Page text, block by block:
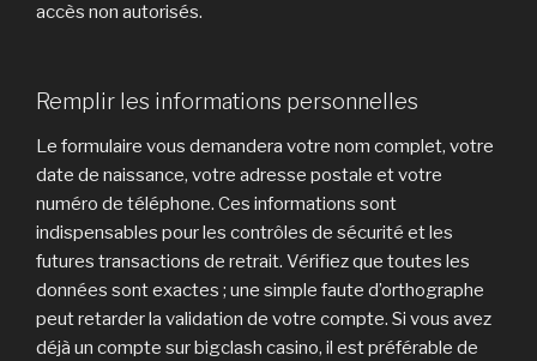
accès non autorisés.
Remplir les informations personnelles
Le formulaire vous demandera votre nom complet, votre
date de naissance, votre adresse postale et votre
numéro de téléphone. Ces informations sont
indispensables pour les contrôles de sécurité et les
futures transactions de retrait. Vérifiez que toutes les
données sont exactes ; une simple faute d’orthographe
peut retarder la validation de votre compte. Si vous avez
déjà un compte sur bigclash casino, il est préférable de